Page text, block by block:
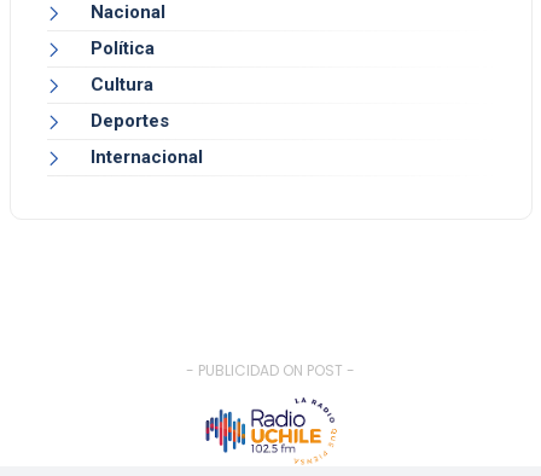
Nacional
Política
Cultura
Deportes
Internacional
- PUBLICIDAD ON POST -